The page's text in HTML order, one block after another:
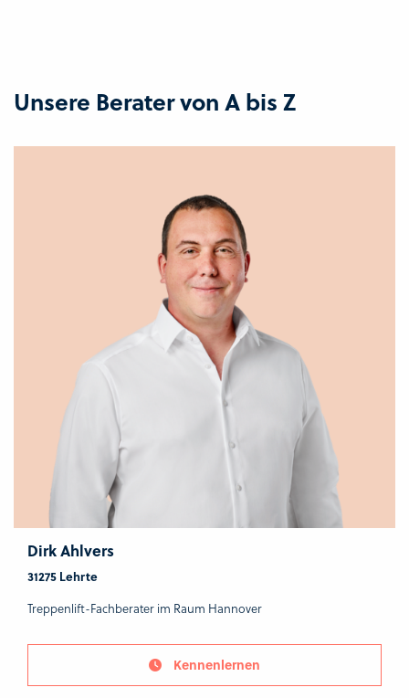
Unsere Berater von A bis Z
Dirk Ahlvers
31275 Lehrte
Treppenlift-Fachberater im Raum Hannover
Kennenlernen